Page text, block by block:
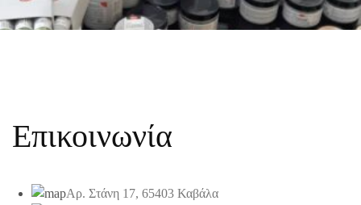
Επικοινωνία
Αρ. Στάνη 17, 65403 Καβάλα